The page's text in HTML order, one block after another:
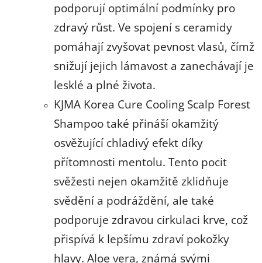
podporují optimální podmínky pro
zdravý růst. Ve spojení s ceramidy
pomáhají zvyšovat pevnost vlasů, čímž
snižují jejich lámavost a zanechávají je
lesklé a plné života.
KJMA Korea Cure Cooling Scalp Forest
Shampoo také přináší okamžitý
osvěžující chladivý efekt díky
přítomnosti mentolu. Tento pocit
svěžesti nejen okamžitě zklidňuje
svědění a podráždění, ale také
podporuje zdravou cirkulaci krve, což
přispívá k lepšímu zdraví pokožky
hlavy. Aloe vera, známá svými